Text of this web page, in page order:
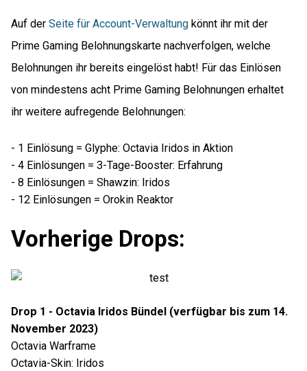
Auf der Seite für Account-Verwaltung könnt ihr mit der
Prime Gaming Belohnungskarte nachverfolgen, welche
Belohnungen ihr bereits eingelöst habt! Für das Einlösen
von mindestens acht Prime Gaming Belohnungen erhaltet
ihr weitere aufregende Belohnungen:
- 1 Einlösung = Glyphe: Octavia Iridos in Aktion
- 4 Einlösungen = 3-Tage-Booster: Erfahrung
- 8 Einlösungen = Shawzin: Iridos
- 12 Einlösungen = Orokin Reaktor
Vorherige Drops:
Drop 1 - Octavia Iridos Bündel (verfügbar bis zum 14.
November 2023)
Octavia Warframe
Octavia-Skin: Iridos